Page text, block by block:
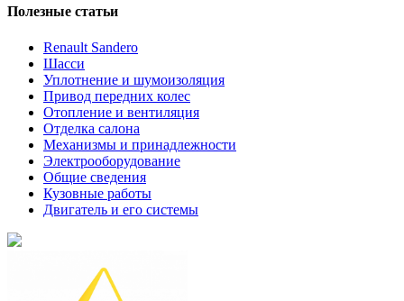
Полезные статьи
Renault Sandero
Шасси
Уплотнение и шумоизоляция
Привод передних колес
Отопление и вентиляция
Отделка салона
Механизмы и принадлежности
Электрооборудование
Общие сведения
Кузовные работы
Двигатель и его системы